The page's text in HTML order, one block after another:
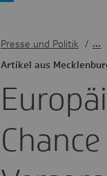
Artikel aus
Presse und Politik /